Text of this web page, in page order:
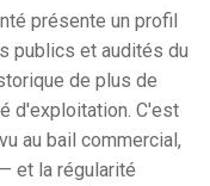
présente un profil
publics et audités du
de plus de
d'exploitation. C'est
au bail commercial,
et la régularité